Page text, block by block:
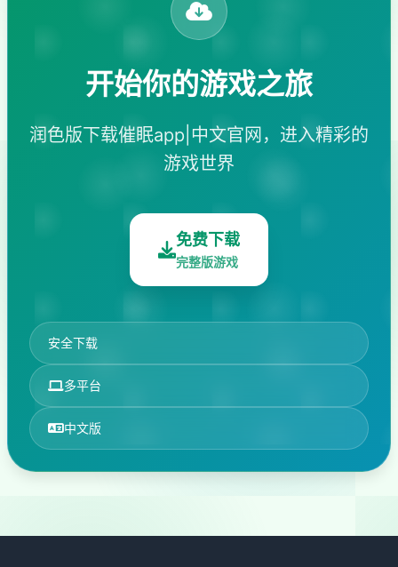
开始你的游戏之旅
润色版下载催眠app|中文官网，进入精彩的
游戏世界
免费下载
完整版游戏
安全下载
多平台
中文版